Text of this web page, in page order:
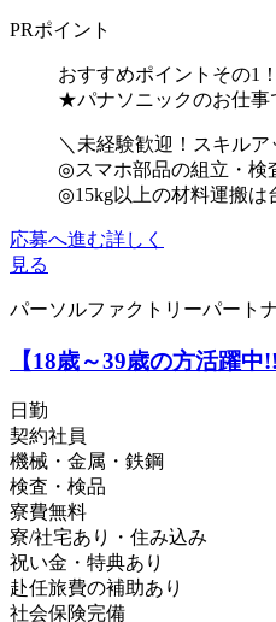
PRポイント
おすすめポイントその1！
★パナソニックのお仕
＼未経験歓迎！スキル
◎スマホ部品の組立・検
◎15kg以上の材料運搬は
応募へ進む詳しく
見る
パーソルファクトリーパート
【18歳～39歳の方活躍
日勤
契約社員
機械・金属・鉄鋼
検査・検品
寮費無料
寮/社宅あり・住み込み
祝い金・特典あり
赴任旅費の補助あり
社会保険完備